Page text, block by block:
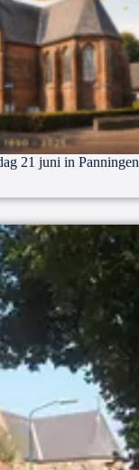
21 juni in Panningen